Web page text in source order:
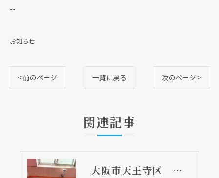
--
お知らせ
< 前のページ 一覧に戻る 次のページ >
関連記事
大阪市天王寺区 戸建て住宅の浴室水漏れ修理工事